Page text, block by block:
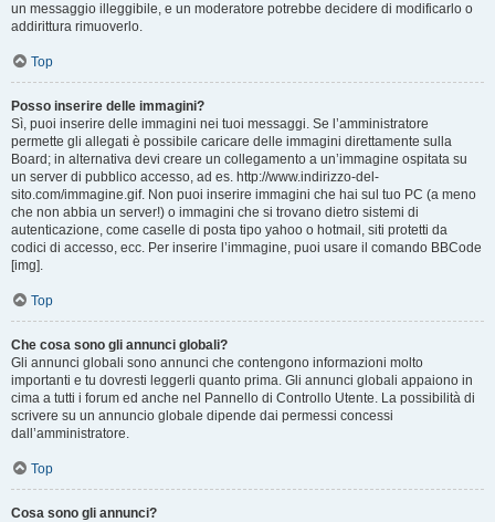
un messaggio illeggibile, e un moderatore potrebbe decidere di modificarlo o
addirittura rimuoverlo.
Top
Posso inserire delle immagini?
Sì, puoi inserire delle immagini nei tuoi messaggi. Se l’amministratore
permette gli allegati è possibile caricare delle immagini direttamente sulla
Board; in alternativa devi creare un collegamento a un’immagine ospitata su
un server di pubblico accesso, ad es. http://www.indirizzo-del-
sito.com/immagine.gif. Non puoi inserire immagini che hai sul tuo PC (a meno
che non abbia un server!) o immagini che si trovano dietro sistemi di
autenticazione, come caselle di posta tipo yahoo o hotmail, siti protetti da
codici di accesso, ecc. Per inserire l’immagine, puoi usare il comando BBCode
[img].
Top
Che cosa sono gli annunci globali?
Gli annunci globali sono annunci che contengono informazioni molto
importanti e tu dovresti leggerli quanto prima. Gli annunci globali appaiono in
cima a tutti i forum ed anche nel Pannello di Controllo Utente. La possibilità di
scrivere su un annuncio globale dipende dai permessi concessi
dall’amministratore.
Top
Cosa sono gli annunci?